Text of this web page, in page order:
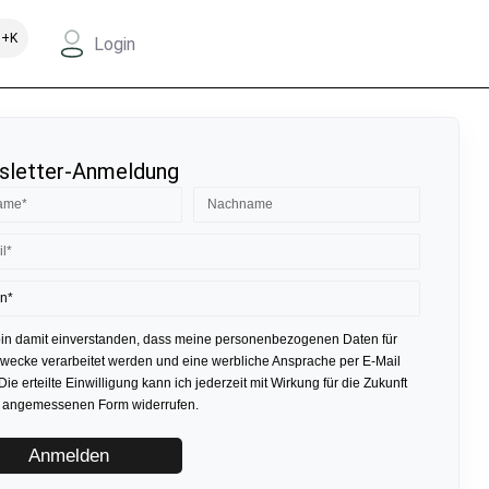
Login
Anmeldung
damit einverstanden, dass meine personenbezogenen Daten für
verarbeitet werden und eine werbliche Ansprache per E-Mail
erteilte Einwilligung kann ich jederzeit mit Wirkung für die Zukunft
Form widerrufen.
Anmelden